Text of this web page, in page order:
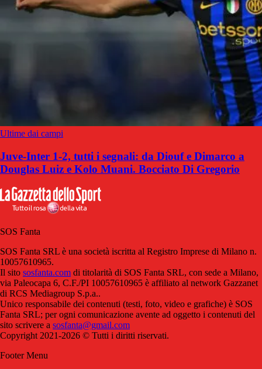
Ultime dai campi
Juve-Inter 1-2, tutti i segnali: da Diouf e Dimarco a
Douglas Luiz e Kolo Muani. Bocciato Di Gregorio
SOS Fanta
SOS Fanta SRL è una società iscritta al Registro Imprese di Milano n.
10057610965.
Il sito sosfanta.com di titolarità di SOS Fanta SRL, con sede a Milano,
via Paleocapa 6, C.F./PI 10057610965 è affiliato al network Gazzanet
di RCS Mediagroup S.p.a..
Unico responsabile dei contenuti (testi, foto, video e grafiche) è SOS
Fanta SRL; per ogni comunicazione avente ad oggetto i contenuti del
sito scrivere a sosfanta@gmail.com
Copyright 2021-2026 © Tutti i diritti riservati.
Footer Menu